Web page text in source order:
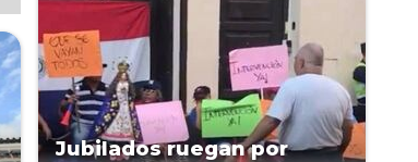
Jubilados ruegan por